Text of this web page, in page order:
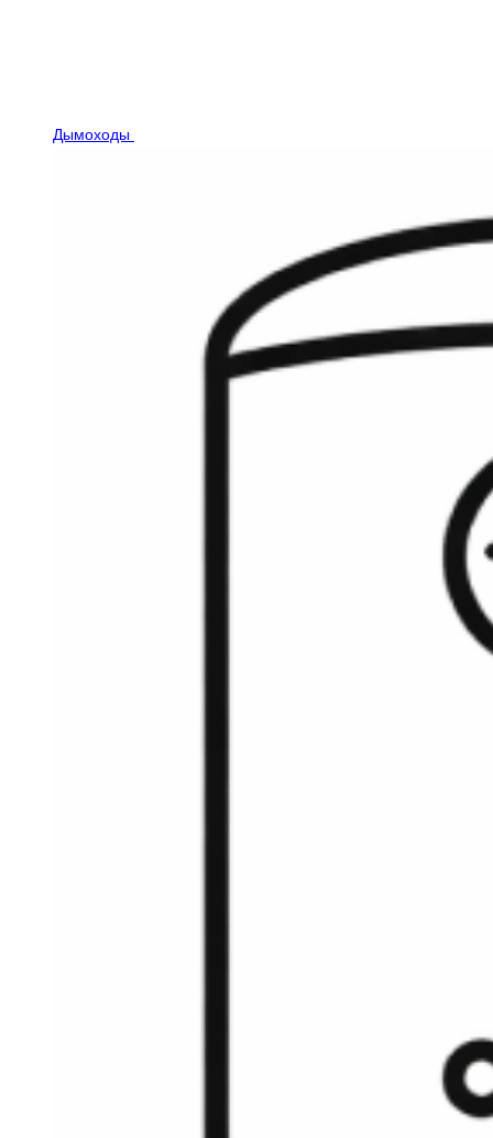
Дымоходы